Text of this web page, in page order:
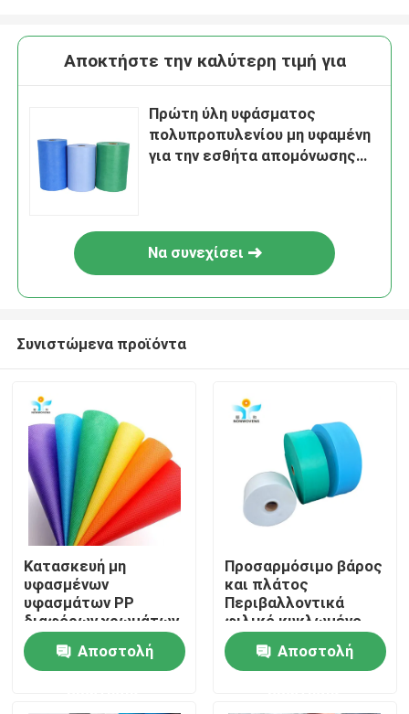
Σπίτι
Προϊόντα
Περίπου εμείς
Αποκτήστε την καλύτερη τιμή για
Πρώτη ύλη υφάσματος
πολυπροπυλενίου μη υφαμένη
για την εσθήτα απομόνωσης
Να συνεχίσει
Συνιστώμενα προϊόντα
Κατασκευή μη
υφασμένων
υφασμάτων PP
διαφόρων χρωμάτων
για προϊόντα
προστασίας μιας
χρήσης
Αποστολή
Προσαρμόσιμο βάρος
και πλάτος
Περιβαλλοντικά
φιλικό κυκλωμένο
PP TNT μη υφαντικό
ρόλο
Αποστολή